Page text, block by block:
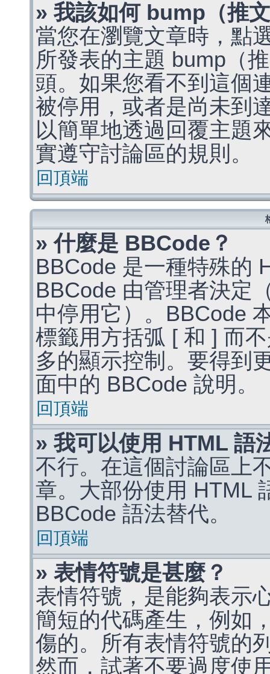
» 我該如何 bump（推
當您在瀏覽文章時，點
所發表的主題 bump（
頭。如果您看不到這個
被停用，或者是尚未到
以簡單地透過回覆主題
實遵守討論區的規則。
回頂端
» 什麼是 BBCode？
BBCode 是一種特殊的
BBCode 由管理者決定
中停用它）。BBCode
標籤用方括弧 [ 和 ] 而
多的顯示控制。要得到
面中的 BBCode 說明。
回頂端
» 我可以使用 HTML 語
不行。在這個討論區上
章。大部份使用 HTML
BBCode 語法替代。
回頂端
» 表情符號是甚麼？
表情符號，是能夠表示
簡短的代碼產生，例如
傷的。所有表情符號的
然而，試著不要過度使